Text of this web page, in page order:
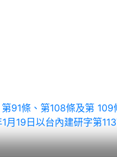
91條、第108條及第 109
19日以台內建研字第